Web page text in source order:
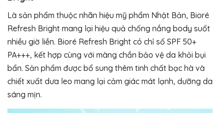
Là sản phẩm thuộc nhãn hiệu mỹ phẩm Nhật Bản, Bioré
Refresh Bright mang lại hiệu quả chống nắng body suốt
nhiều giờ liền. Bioré Refresh Bright có chỉ số SPF 50+
PA+++, kết hợp cùng với màng chắn bảo vệ da khỏi bụi
bẩn. Sản phẩm được bổ sung thêm tinh chất bạc hà và
chiết xuất dưa leo mang lại cảm giác mát lạnh, dưỡng da
sáng mịn.